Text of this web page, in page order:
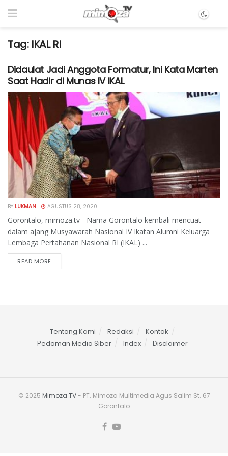
Tag: IKAL RI
Didaulat Jadi Anggota Formatur, Ini Kata Marten
Saat Hadir di Munas IV IKAL
BY LUKMAN AGUSTUS 28, 2020
Gorontalo, mimoza.tv - Nama Gorontalo kembali mencuat
dalam ajang Musyawarah Nasional IV Ikatan Alumni Keluarga
Lembaga Pertahanan Nasional RI (IKAL) ...
READ MORE
Tentang Kami Redaksi
Kontak
Pedoman Media Siber
Index Disclaimer
© 2025 Mimoza TV- PT. Mimoza Multimedia Agus Salim St. 67
Gorontalo